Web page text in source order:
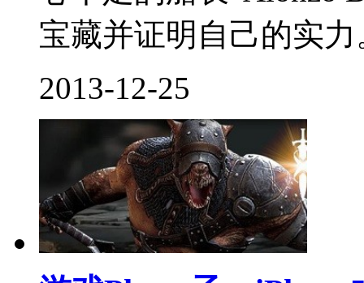
宝藏并证明自己的实力
2013-12-25